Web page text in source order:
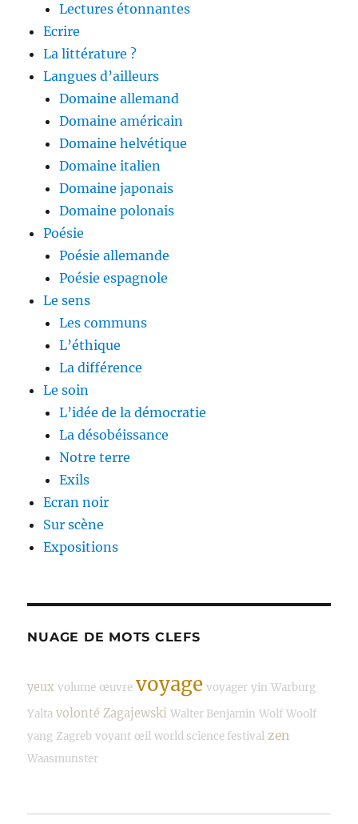
Lectures étonnantes
Ecrire
La littérature ?
Langues d’ailleurs
Domaine allemand
Domaine américain
Domaine helvétique
Domaine italien
Domaine japonais
Domaine polonais
Poésie
Poésie allemande
Poésie espagnole
Le sens
Les communs
L’éthique
La différence
Le soin
L’idée de la démocratie
La désobéissance
Notre terre
Exils
Ecran noir
Sur scène
Expositions
NUAGE DE MOTS CLEFS
yeux volume œuvre voyage voyager yin Warburg
Yalta volonté Zagajewski Walter Benjamin Wolf Woolf
yang Zagreb voyant œil world science festival zen
Waasmunster